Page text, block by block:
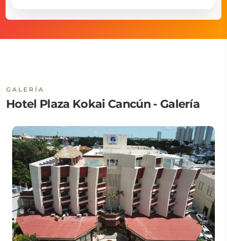
GALERÍA
Hotel Plaza Kokai Cancún - Galería